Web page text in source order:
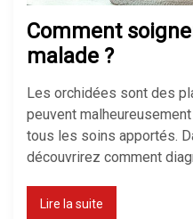
Comment
malade ?
Les orchidées sont des
peuvent
tous les soins apportés.
découvrirez comment
Lire la suite